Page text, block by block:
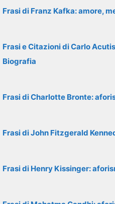
Frasi di Franz Kafka: amore,
Frasi e Citazioni di Carlo
Biografia
Frasi di Charlotte Bronte:
Frasi di John Fitzgerald
Frasi di Henry Kissinger: